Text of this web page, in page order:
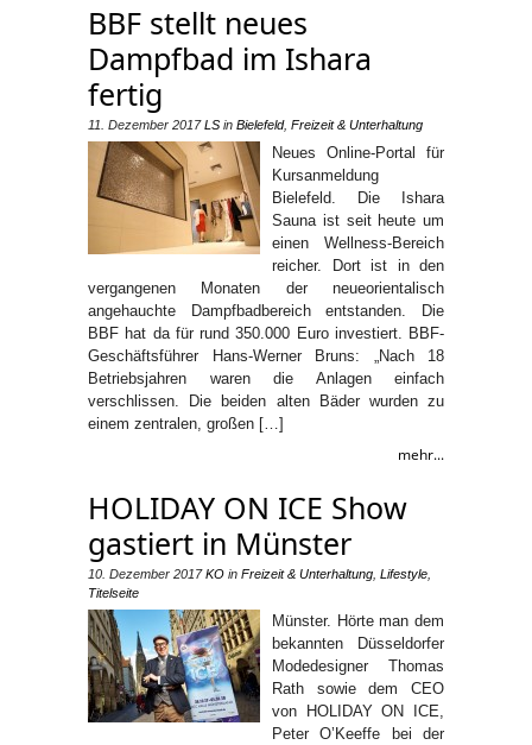
BBF stellt neues
Dampfbad im Ishara
fertig
11. Dezember 2017 LS in Bielefeld, Freizeit & Unterhaltung
Neues Online-Portal für
Kursanmeldung
Bielefeld. Die Ishara
Sauna ist seit heute um
einen Wellness-Bereich
reicher. Dort ist in den
vergangenen Monaten der neueorientalisch
angehauchte Dampfbadbereich entstanden. Die
BBF hat da für rund 350.000 Euro investiert. BBF-
Geschäftsführer Hans-Werner Bruns: „Nach 18
Betriebsjahren waren die Anlagen einfach
verschlissen. Die beiden alten Bäder wurden zu
einem zentralen, großen […]
mehr...
HOLIDAY ON ICE Show
gastiert in Münster
10. Dezember 2017 KO in Freizeit & Unterhaltung Lifestyle
Titelseite
Münster. Hörte man dem
bekannten Düsseldorfer
Modedesigner Thomas
Rath sowie dem CEO
von HOLIDAY ON ICE,
Peter O’Keeffe bei der